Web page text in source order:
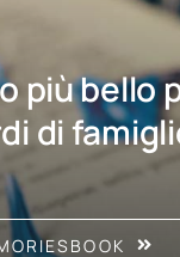
più bello
di